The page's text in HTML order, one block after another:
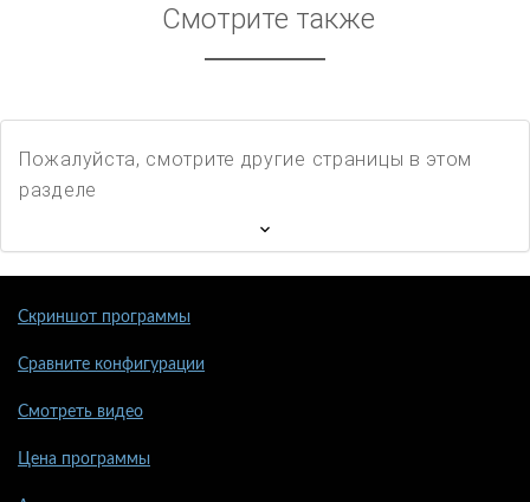
Смотрите также
Пожалуйста, смотрите другие страницы в этом
разделе
Скриншот программы
Сравните конфигурации
Смотреть видео
Цена программы